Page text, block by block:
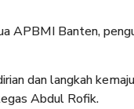
APBMI Banten,
dan langkah
Abdul Rofik.